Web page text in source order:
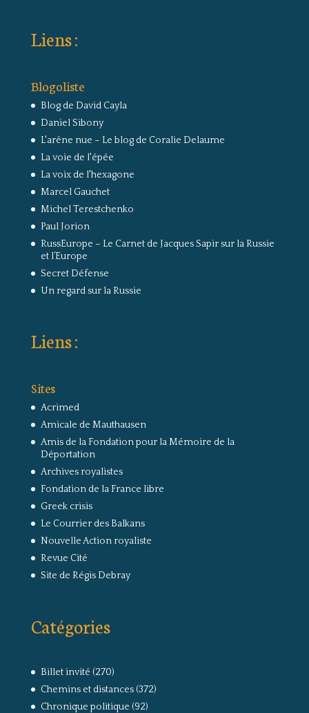
Liens :
Blogoliste
Blog de David Cayla
Daniel Sibony
L'arêne nue – Le blog de Coralie Delaume
La voie de l'épée
La voix de l'hexagone
Marcel Gauchet
Michel Terestchenko
Paul Jorion
RussEurope – Le Carnet de Jacques Sapir sur la Russie
et l’Europe
Secret Défense
Un regard sur la Russie
Liens :
Sites
Acrimed
Amicale de Mauthausen
Amis de la Fondation pour la Mémoire de la
Déportation
Archives royalistes
Fondation de la France libre
Greek crisis
Le Courrier des Balkans
Nouvelle Action royaliste
Revue Cité
Site de Régis Debray
Catégories
Billet invité (270)
Chemins et distances(372)
Chronique politique (92)